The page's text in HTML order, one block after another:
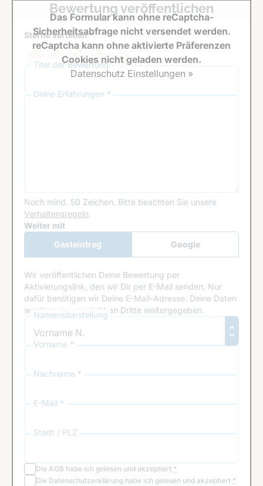
Bewertung veröffentlichen
Sterne verteilen *
Titel der Bewertung
Deine Erfahrungen *
Noch mind. 50 Zeichen. Bitte beachten Sie unsere
Verhaltensregeln.
Google Recaptcha
Weiter mit
Gasteintrag
Google
Anmeldung
Wir veröffentlichen Deine Bewertung per
Aktivierungslink, den wir Dir per E-Mail senden. Nur
dafür benötigen wir Deine E-Mail-Adresse. Deine Daten
werden von uns nicht an Dritte weitergegeben.
Namensdarstellung
Vorname *
Nachname *
E-Mail *
Stadt / PLZ
Die AGB habe ich gelesen und akzeptiert *
Die Datenschutzerklärung habe ich gelesen und akzeptiert *
Das Formular kann ohne reCaptcha-
Sicherheitsabfrage nicht versendet werden.
reCaptcha kann ohne aktivierte Präferenzen
Cookies nicht geladen werden.
Datenschutz Einstellungen »